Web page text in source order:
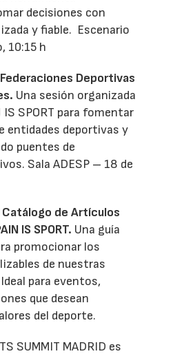
decisiones con
y fiable. Escenario
10:15 h
Deportivas
Una sesión organizada
IS SPORT para fomentar
entidades deportivas y
puentes de
Sala ADESP – 18 de
de Artículos
IS SPORT. Una guía
promocionar los
de nuestras
para eventos,
que desean
del deporte.
SUMMIT MADRID es